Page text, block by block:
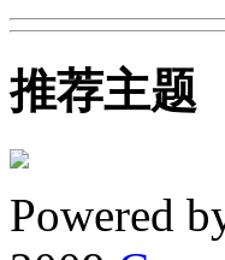
推荐主题
Powered